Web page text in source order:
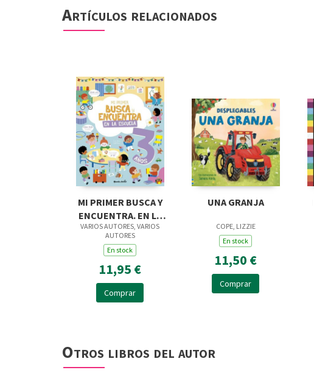
Artículos relacionados
MI PRIMER BUSCA Y
ENCUENTRA. EN LA
ESCUELA. 3 AÑOS
VARIOS AUTORES, VARIOS
AUTORES
En stock
11,95 €
Comprar
UNA GRANJA
COPE, LIZZIE
En stock
11,50 €
Comprar
Otros libros del autor